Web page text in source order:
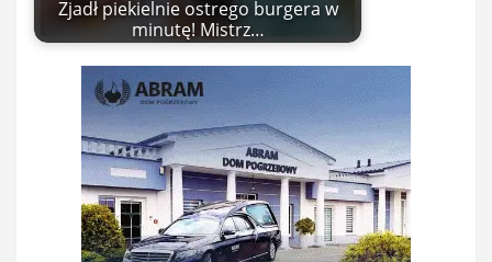
Zjadł piekielnie ostrego burgera w
minutę! Mistrz…